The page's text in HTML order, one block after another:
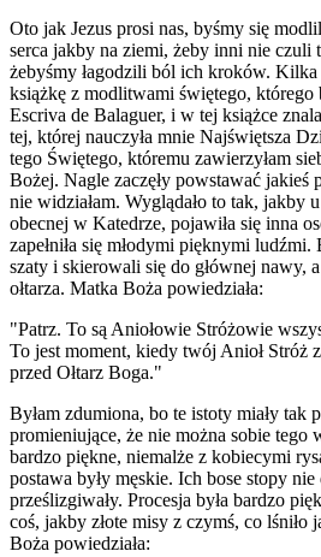
Oto jak Jezus prosi nas, byśmy się
serca jakby na ziemi, żeby inni nie czuli
żebyśmy łagodzili ból ich kroków. Kilka
książkę z modlitwami świętego, którego
Escriva de Balaguer, i w tej książce
tej, której nauczyła mnie Najświętsza
tego Świętego, któremu zawierzyłam
Bożej. Nagle zaczęły powstawać jakieś
nie widziałam. Wyglądało to tak, jakby
obecnej w Katedrze, pojawiła się inna
zapełniła się młodymi pięknymi
szaty i skierowali się do głównej nawy,
ołtarza. Matka Boża powiedziała:
"Patrz. To są Aniołowie Stróżowie
To jest moment, kiedy twój Anioł Stróż
przed Ołtarz Boga."
Byłam zdumiona, bo te istoty miały tak
promieniujące, że nie można sobie tego
bardzo piękne, niemalże z kobiecymi
postawa były męskie. Ich bose stopy
prześlizgiwały. Procesja była bardzo
coś, jakby złote misy z czymś, co lśniło
Boża powiedziała: